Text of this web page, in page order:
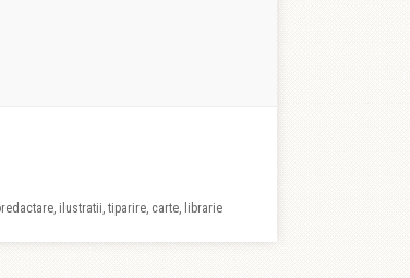
ilustratii, tiparire, carte, librarie